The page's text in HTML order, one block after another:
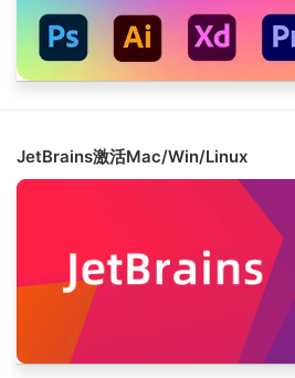
JetBrains激活Mac/Win/Linux